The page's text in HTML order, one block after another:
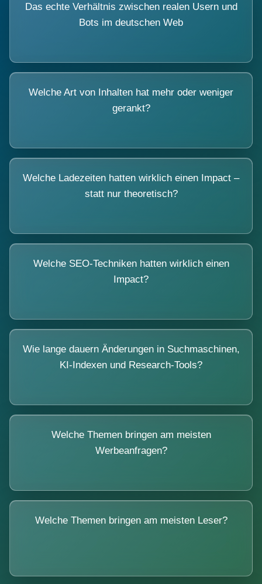
Das echte Verhältnis zwischen realen Usern und
Bots im deutschen Web
Welche Art von Inhalten hat mehr oder weniger
gerankt?
Welche Ladezeiten hatten wirklich einen Impact –
statt nur theoretisch?
Welche SEO-Techniken hatten wirklich einen
Impact?
Wie lange dauern Änderungen in Suchmaschinen,
KI-Indexen und Research-Tools?
Welche Themen bringen am meisten
Werbeanfragen?
Welche Themen bringen am meisten Leser?